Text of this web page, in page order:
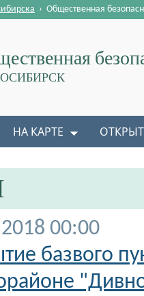
› Общественная
НА КАРТЕ
00:00
базвого